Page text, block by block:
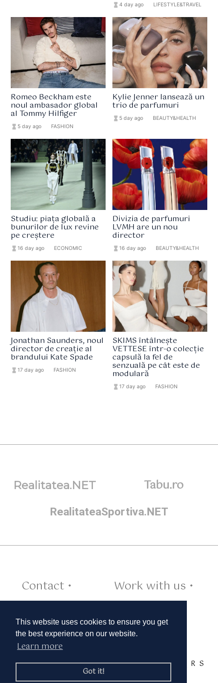
This website uses cookies to ensure you get
the best experience on our website.
Learn more
Got it!
hourglass_full 4 day ago LIFESTYLE&TRAVEL
Romeo Beckham este
noul ambasador global
al Tommy Hilfiger
hourglass_full 5 day ago FASHION
Kylie Jenner lansează un
trio de parfumuri
hourglass_full 5 day ago BEAUTY&HEALTH
Studiu: piața globală a
bunurilor de lux revine
pe creștere
hourglass_full16 day ago ECONOMIC
Divizia de parfumuri
LVMH are un nou
director
hourglass_full 16 day ago BEAUTY&HEALTH
Jonathan Saunders, noul
director de creație al
brandului Kate Spade
hourglass_full17 day ago FASHION
SKIMS întâlnește
VETTESE într-o colecție
capsulă la fel de
senzuală pe cât este de
modulară
hourglass_full 17 day ago FASHION
Realitatea.NET Tabu.ro
RealitateaSportiva.NET
Contact •
Work with us •
Cookies •
TAGS:A B C D E F G H I J K L M N O R S